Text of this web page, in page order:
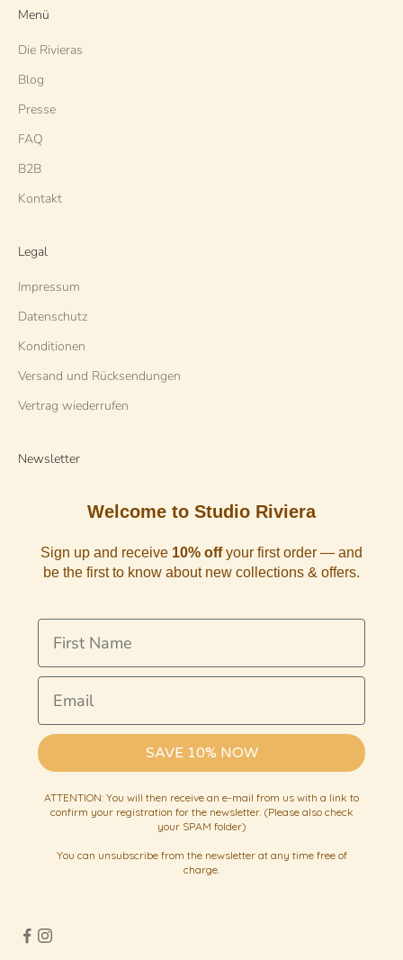
Menü
Die Rivieras
Blog
Presse
FAQ
B2B
Kontakt
Legal
Impressum
Datenschutz
Konditionen
Versand und Rücksendungen
Vertrag wiederrufen
Newsletter
Welcome to Studio Riviera
Sign up and receive 10% offyour first order — and
be the first to know about new collections & offers.
First Name
Email
SAVE 10% NOW
ATTENTION: You will then receive an e-mail from us with a link to
confirm your registration for the newsletter. (Please also check
your SPAM folder)
You can unsubscribe from the newsletter at any time free of
charge.